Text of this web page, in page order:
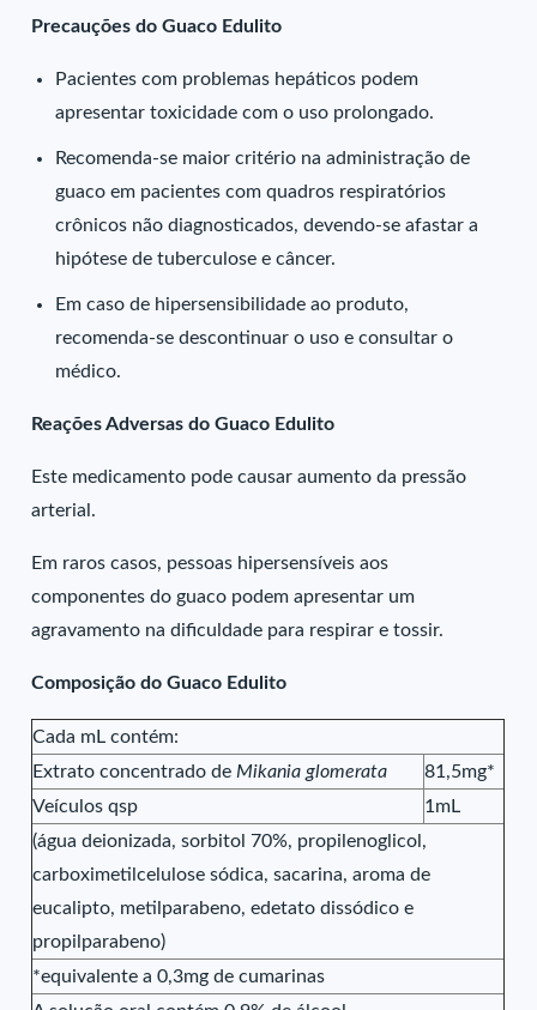
Precauções do Guaco Edulito
Pacientes com problemas hepáticos podem
apresentar toxicidade com o uso prolongado.
Recomenda-se maior critério na administração de
guaco em pacientes com quadros respiratórios
crônicos não diagnosticados, devendo-se afastar a
hipótese de tuberculose e câncer.
Em caso de hipersensibilidade ao produto,
recomenda-se descontinuar o uso e consultar o
médico.
Reações Adversas do Guaco Edulito
Este medicamento pode causar aumento da pressão
arterial.
Em raros casos, pessoas hipersensíveis aos
componentes do guaco podem apresentar um
agravamento na dificuldade para respirar e tossir.
Composição do Guaco Edulito
Cada mL contém:
Extrato concentrado de Mikania glomerata
81,5mg*
Veículos qsp
1mL
(água deionizada, sorbitol 70%, propilenoglicol,
carboximetilcelulose sódica, sacarina, aroma de
eucalipto, metilparabeno, edetato dissódico e
propilparabeno)
*equivalente a 0,3mg de cumarinas